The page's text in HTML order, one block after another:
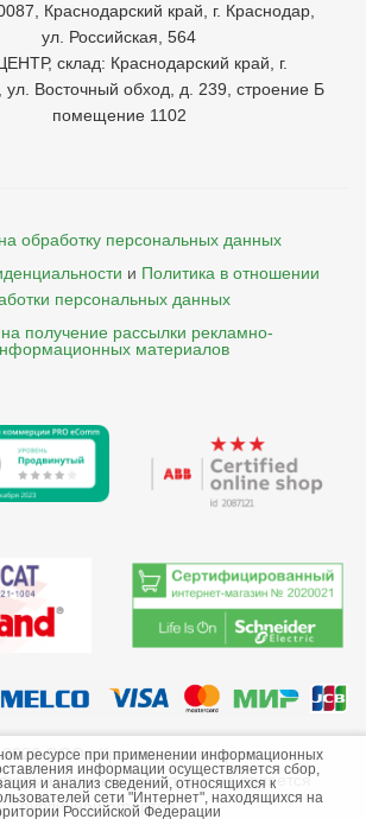
Краснодарский край, г. Краснодар,
ул. Российская, 564
склад: Краснодарский край, г.
ул. Восточный обход, д. 239, строение Б
помещение 1102
обработку персональных данных
и Политика в отношении
персональных данных
получение рассылки рекламно-
информационных материалов
ООО «Краснодарэлектро»
характер и не является
публичной офертой.
ресурсе при применении информационных
информации осуществляется сбор,
и анализ сведений, относящихся к
сети "Интернет", находящихся на
Российской Федерации